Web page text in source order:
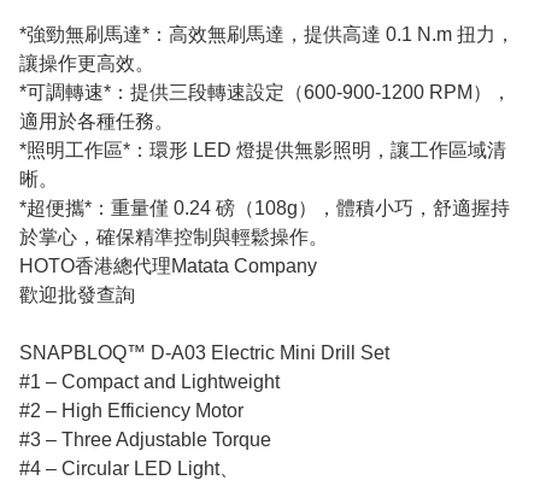
*強勁無刷馬達*：高效無刷馬達，提供高達 0.1 N.m 扭力，
讓操作更高效。
*可調轉速*：提供三段轉速設定（600-900-1200 RPM），
適用於各種任務。
*照明工作區*：環形 LED 燈提供無影照明，讓工作區域清
晰。
*超便攜*：重量僅 0.24 磅（108g），體積小巧，舒適握持
於掌心，確保精準控制與輕鬆操作。
HOTO香港總代理Matata Company
歡迎批發查詢
SNAPBLOQ™ D-A03 Electric Mini Drill Set
#1 – Compact and Lightweight
#2 – High Efficiency Motor
#3 – Three Adjustable Torque
#4 – Circular LED Light、